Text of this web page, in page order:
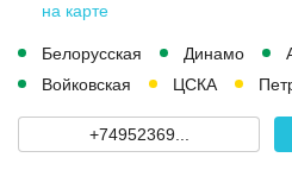
на карте
Белорусская Динамо
Войковская
ЦСКА
+74952369...